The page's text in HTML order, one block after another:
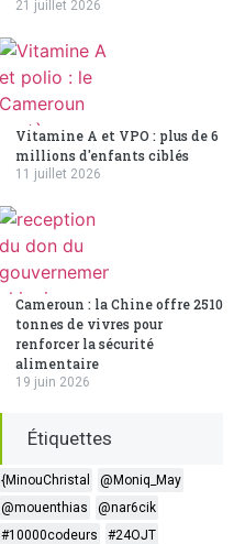
21 juillet 2026
Vitamine A et VPO : plus de 6
millions d'enfants ciblés
11 juillet 2026
Cameroun : la Chine offre 2510
tonnes de vivres pour
renforcer la sécurité
alimentaire
19 juin 2026
Étiquettes
{MinouChristal
@Moniq_May
@mouenthias
@nar6cik
#10000codeurs
#24OJT